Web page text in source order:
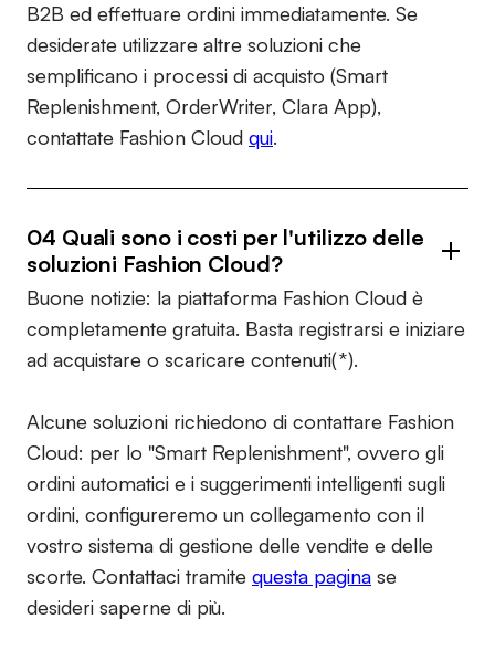
B2B ed effettuare ordini immediatamente. Se
desiderate utilizzare altre soluzioni che
semplificano i processi di acquisto (Smart
Replenishment, OrderWriter, Clara App),
contattate Fashion Cloud qui.
04 Quali sono i costi per l'utilizzo delle
soluzioni Fashion Cloud?
Buone notizie: la piattaforma Fashion Cloud è
completamente gratuita. Basta registrarsi e iniziare
ad acquistare o scaricare contenuti(*).
Alcune soluzioni richiedono di contattare Fashion
Cloud: per lo "Smart Replenishment", ovvero gli
ordini automatici e i suggerimenti intelligenti sugli
ordini, configureremo un collegamento con il
vostro sistema di gestione delle vendite e delle
scorte. Contattaci tramite questa pagina se
desideri saperne di più.